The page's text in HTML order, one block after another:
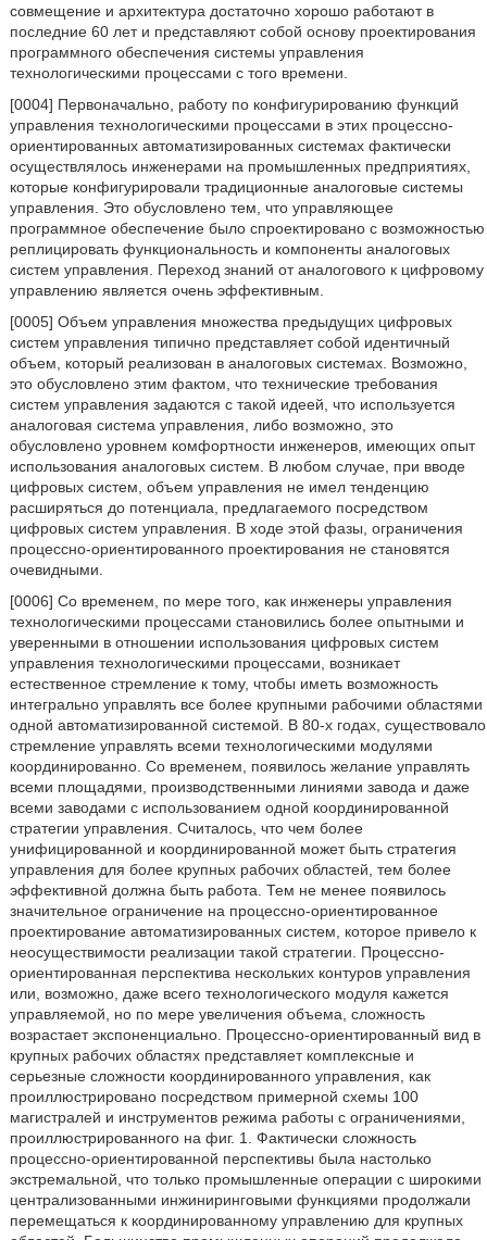
совмещение и архитектура достаточно хорошо работают в
последние 60 лет и представляют собой основу проектирования
программного обеспечения системы управления
технологическими процессами с того времени.
[0004] Первоначально, работу по конфигурированию функций
управления технологическими процессами в этих процессно-
ориентированных автоматизированных системах фактически
осуществлялось инженерами на промышленных предприятиях,
которые конфигурировали традиционные аналоговые системы
управления. Это обусловлено тем, что управляющее
программное обеспечение было спроектировано с возможностью
реплицировать функциональность и компоненты аналоговых
систем управления. Переход знаний от аналогового к цифровому
управлению является очень эффективным.
[0005] Объем управления множества предыдущих цифровых
систем управления типично представляет собой идентичный
объем, который реализован в аналоговых системах. Возможно,
это обусловлено этим фактом, что технические требования
систем управления задаются с такой идеей, что используется
аналоговая система управления, либо возможно, это
обусловлено уровнем комфортности инженеров, имеющих опыт
использования аналоговых систем. В любом случае, при вводе
цифровых систем, объем управления не имел тенденцию
расширяться до потенциала, предлагаемого посредством
цифровых систем управления. В ходе этой фазы, ограничения
процессно-ориентированного проектирования не становятся
очевидными.
[0006] Со временем, по мере того, как инженеры управления
технологическими процессами становились более опытными и
уверенными в отношении использования цифровых систем
управления технологическими процессами, возникает
естественное стремление к тому, чтобы иметь возможность
интегрально управлять все более крупными рабочими областями
одной автоматизированной системой. В 80-х годах, существовало
стремление управлять всеми технологическими модулями
координированно. Со временем, появилось желание управлять
всеми площадями, производственными линиями завода и даже
всеми заводами с использованием одной координированной
стратегии управления. Считалось, что чем более
унифицированной и координированной может быть стратегия
управления для более крупных рабочих областей, тем более
эффективной должна быть работа. Тем не менее появилось
значительное ограничение на процессно-ориентированное
проектирование автоматизированных систем, которое привело к
неосуществимости реализации такой стратегии. Процессно-
ориентированная перспектива нескольких контуров управления
или, возможно, даже всего технологического модуля кажется
управляемой, но по мере увеличения объема, сложность
возрастает экспоненциально. Процессно-ориентированный вид в
крупных рабочих областях представляет комплексные и
серьезные сложности координированного управления, как
проиллюстрировано посредством примерной схемы 100
магистралей и инструментов режима работы с ограничениями,
проиллюстрированного на фиг. 1. Фактически сложность
процессно-ориентированной перспективы была настолько
экстремальной, что только промышленные операции с широкими
централизованными инжиниринговыми функциями продолжали
перемещаться к координированному управлению для крупных